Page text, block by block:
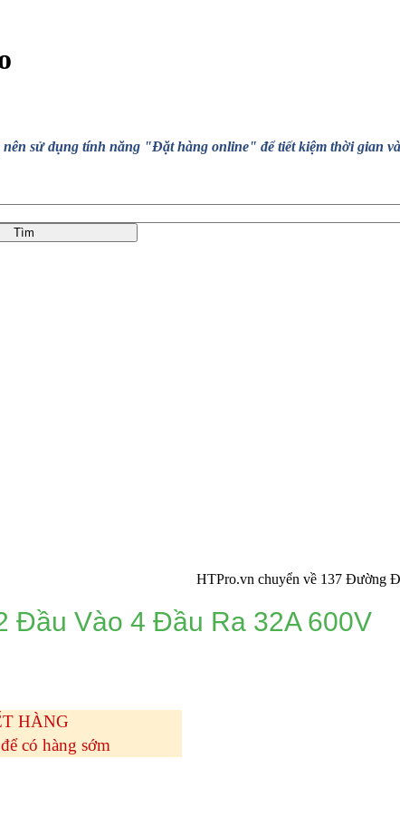
sử dụng tính năng "Đặt hàng online" để tiết kiệm thời gian
HTPro.vn chuyển về 137 Đường Đông
Đầu Vào 4 Đầu Ra 32A 600V
HÀNG
có hàng sớm